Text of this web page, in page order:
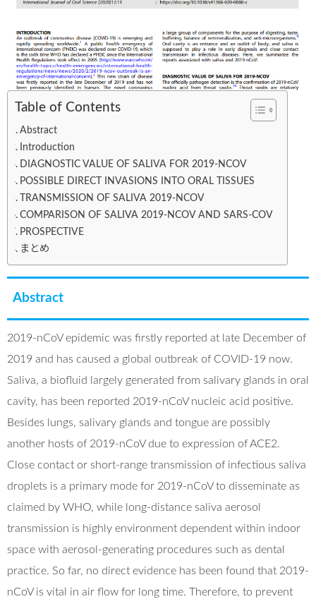
Table of Contents
Abstract
Introduction
DIAGNOSTIC VALUE OF SALIVA FOR 2019-NCOV
POSSIBLE DIRECT INVASIONS INTO ORAL TISSUES
TRANSMISSION OF SALIVA 2019-NCOV
COMPARISON OF SALIVA 2019-NCOV AND SARS-COV
PROSPECTIVE
まとめ
Abstract
2019-nCoV epidemic was firstly reported at late December of
2019 and has caused a global outbreak of COVID-19 now.
Saliva, a biofluid largely generated from salivary glands in oral
cavity, has been reported 2019-nCoV nucleic acid positive.
Besides lungs, salivary glands and tongue are possibly
another hosts of 2019-nCoV due to expression of ACE2.
Close contact or short-range transmission of infectious saliva
droplets is a primary mode for 2019-nCoV to disseminate as
claimed by WHO, while long-distance saliva aerosol
transmission is highly environment dependent within indoor
space with aerosol-generating procedures such as dental
practice. So far, no direct evidence has been found that 2019-
nCoV is vital in air flow for long time. Therefore, to prevent